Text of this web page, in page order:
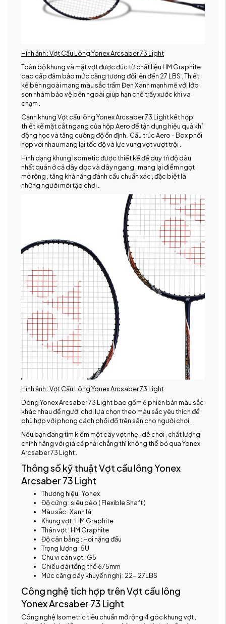
Hình ảnh : Vợt Cầu Lông Yonex Arcsaber 73 Light
Toàn bộ khung và mặt vợt được đúc từ chất liệu HM Graphite
cao cấp đảm bảo mức căng tương đối lên đến 27 LBS . Thiết
kế bên ngoài mang màu sắc trầm Đen Xanh mạnh mẽ với lớp
sơn nhám bảo vệ bên ngoài giúp hạn chế trầy xước khi va
chạm .
Cạnh khung Vợt cầu lông Yonex Arcsaber 73 Light kết hợp
thiết kế mặt cắt ngang của hộp Aero để tận dụng hiệu quả khí
động học và tăng cường độ ổn định . Cấu trúc Aero - Box phối
hợp với nhau mang lại tốc độ và lực vung vợt vượt trội .
Hình dạng khung Isometic được thiết kế để duy trì độ dàu
nhất quán ở cả dây dọc và dây ngang , mang lại điểm ngọt
mở rộng , tăng khả năng đánh cầu chuẩn xác , đặc biệt là
những người mới tập chơi .
Hình ảnh : Vợt Cầu Lông Yonex Arcsaber 73 Light
Dòng Yonex Arcsaber 73 Light bao gồm 6 phiên bản màu sắc
khác nhau để người chơi lựa chọn theo màu sắc yêu thích để
phù hợp với phong cách phối đồ trên sân cho người chơi .
Nếu bạn đang tìm kiếm một cây vợt nhẹ , dễ chơi , chất lượng
chính hãng với giá cả phải chẳng thì không thể bỏ qua Yonex
Arcsaber 73 Light .
Thông số kỹ thuật Vợt cầu lông Yonex
Arcsaber 73 Light
Thương hiệu : Yonex
Độ cứng : siêu dẻo ( Flexible Shaft )
Màu sắc : Xanh lá
Khung vợt : HM Graphite
Thân vợt : HM Graphite
Độ cân bằng : Hơi nặng đầu
Trọng lượng : 5U
Chu vi cán vợt : G5
Chiều dài tổng thể 675mm
Mức căng dây khuyến nghị : 22- 27LBS
Công nghệ tích hợp trên Vợt cầu lông
Yonex Arcsaber 73 Light
Công nghệ Isometric tiêu chuẩn mở rộng 4 góc khung vợt ,